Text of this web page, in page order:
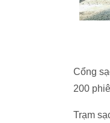
Cổng
200
Trạm